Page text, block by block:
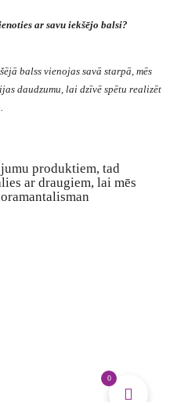
ar savu iekšējo balsi?
balss vienojas savā starpā, mēs
daudzumu, lai dzīvē spētu realizēt
produktiem, tad
ar draugiem, lai mēs
0